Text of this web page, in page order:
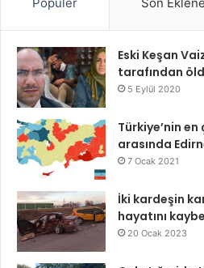
Eski Keşan
tarafından
5 Eylül 2020
Türkiye’nin
arasında
7 Ocak 2021
İki kardeşin
hayatını
20 Ocak 2023